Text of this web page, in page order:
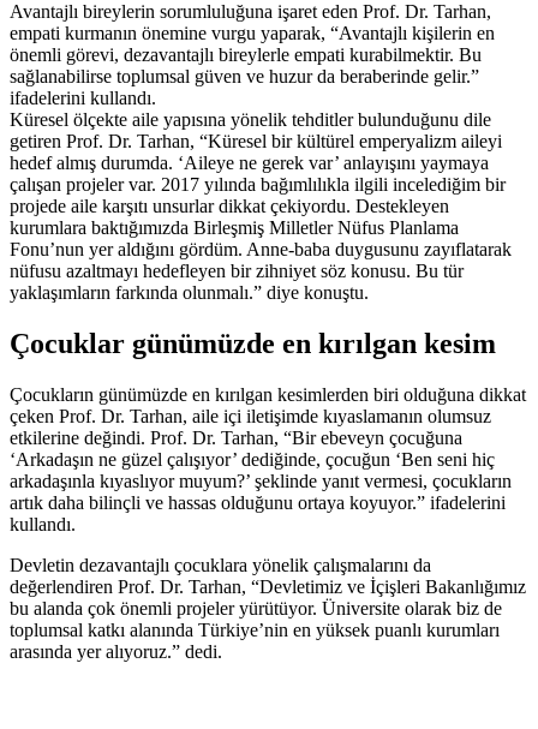
Avantajlı bireylerin sorumluluğuna işaret eden Prof. Dr. Tarhan,
empati kurmanın önemine vurgu yaparak, “Avantajlı kişilerin en
önemli görevi, dezavantajlı bireylerle empati kurabilmektir. Bu
sağlanabilirse toplumsal güven ve huzur da beraberinde gelir.”
ifadelerini kullandı.
Küresel ölçekte aile yapısına yönelik tehditler bulunduğunu dile
getiren Prof. Dr. Tarhan, “Küresel bir kültürel emperyalizm aileyi
hedef almış durumda. ‘Aileye ne gerek var’ anlayışını yaymaya
çalışan projeler var. 2017 yılında bağımlılıkla ilgili incelediğim bir
projede aile karşıtı unsurlar dikkat çekiyordu. Destekleyen
kurumlara baktığımızda Birleşmiş Milletler Nüfus Planlama
Fonu’nun yer aldığını gördüm. Anne-baba duygusunu zayıflatarak
nüfusu azaltmayı hedefleyen bir zihniyet söz konusu. Bu tür
yaklaşımların farkında olunmalı.” diye konuştu.
Çocuklar günümüzde en kırılgan kesim
Çocukların günümüzde en kırılgan kesimlerden biri olduğuna dikkat
çeken Prof. Dr. Tarhan, aile içi iletişimde kıyaslamanın olumsuz
etkilerine değindi. Prof. Dr. Tarhan, “Bir ebeveyn çocuğuna
‘Arkadaşın ne güzel çalışıyor’ dediğinde, çocuğun ‘Ben seni hiç
arkadaşınla kıyaslıyor muyum?’ şeklinde yanıt vermesi, çocukların
artık daha bilinçli ve hassas olduğunu ortaya koyuyor.” ifadelerini
kullandı.
Devletin dezavantajlı çocuklara yönelik çalışmalarını da
değerlendiren Prof. Dr. Tarhan, “Devletimiz ve İçişleri Bakanlığımız
bu alanda çok önemli projeler yürütüyor. Üniversite olarak biz de
toplumsal katkı alanında Türkiye’nin en yüksek puanlı kurumları
arasında yer alıyoruz.” dedi.